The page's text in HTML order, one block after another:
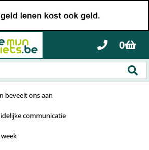
0
beveelt ons aan
communicatie